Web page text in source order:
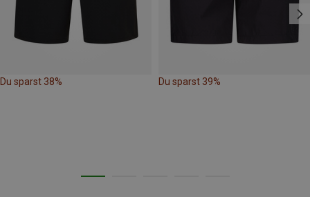
Du sparst 38% Du sparst 39%